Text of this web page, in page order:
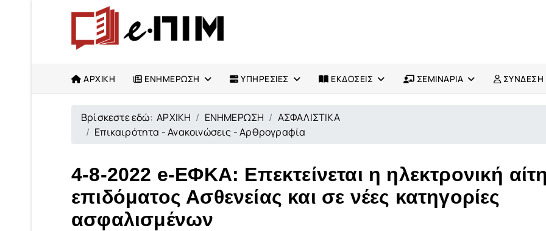
ΑΡΧΙΚΗ ΕΝΗΜΕΡΩΣΗ ΥΠΗΡΕΣΙΕΣ ΕΚΔΟΣΕΙΣ ΣΕΜΙΝΑΡΙΑ ΣΥΝΔΕΣΗ
Βρίσκεστε εδώ:ΑΡΧΙΚΗ ΕΝΗΜΕΡΩΣΗ
ΑΣΦΑΛΙΣΤΙΚΑ
Επικαιρότητα - Ανακοινώσεις - Αρθρογραφία
4-8-2022 e-ΕΦΚΑ: Επεκτείνεται η ηλεκτρονική
επιδόματος Ασθενείας και σε νέες κατηγορίες
ασφαλισμένων